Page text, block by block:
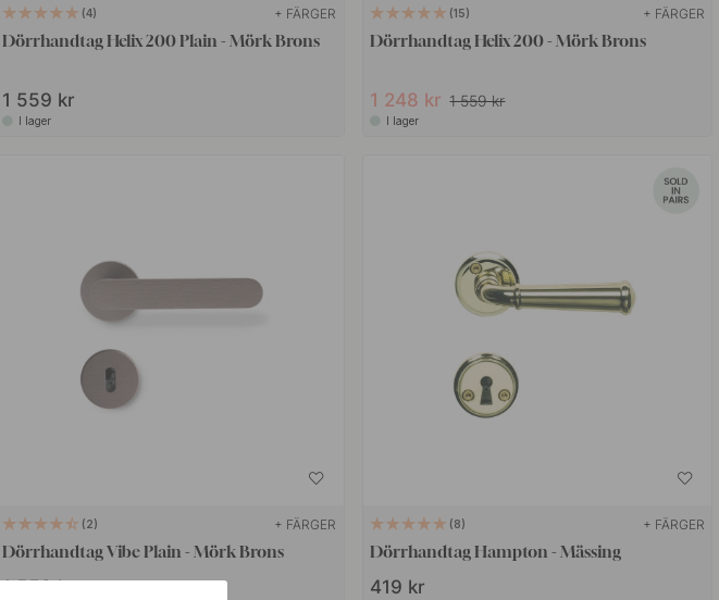
4 + FÄRGER
Dörrhandtag Helix 200 Plain - Mörk Brons
1 559 kr
I lager
15 + FÄRGER
Dörrhandtag Helix 200 - Mörk Brons
1 248 kr 1 559 kr
I lager
2 + FÄRGER
Dörrhandtag Vibe Plain - Mörk Brons
1 559 kr
8 + FÄRGER
Dörrhandtag Hampton - Mässing
419 kr